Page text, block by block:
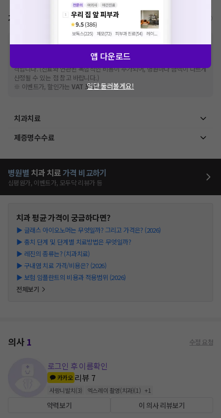
가격표 비급여/급여 진료란?
※비급여 항목의 경우,추가비용 등으로 실제 가격과 상이할 수 있으니, 정확
한 가격은 해당 의료기관에 직접 문의해주세요.
건강보험심사평가원에 고지되어 있는 급여 진료 기준 가
격입니다. (진료와 연관된 복합적인 비용이 추가되어, 병원마다 금액이 다르게
산정될 수 있는 점 참고 바랍니다.)
※ 이벤트가, 할인가는VAT 포함
치과치료
제증명수수료
병원별 치과 치료가격 비교하기
심평원가, 이벤트가, 모두닥 리뷰가 등
치과평균 가격이 궁금하다면?
▶ 글래스 아이오노머는 무엇일까? 그리고 가격은? (2026)
▶ 충치 단계 및 단계별 치료방법은 무엇일까?
▶ 레진의 종류는? (치과치료)
▶ 구내염 치료 가격/비용은? (2026)
▶ 보험 임플란트의 비용과 적용범위 (2026)
전체보기
의사1 수정 요청
로그인 후 이름확인
카카오 리뷰 7
사랑니발치(3) 엑스레이 촬영(치과)(1 ) +1
약력보기 이 의사 리뷰보기
앱 다운로드
일단 둘러볼게요!